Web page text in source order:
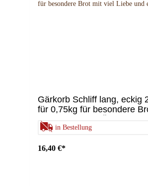
Gärkorb Schliff lang, eckig
für 0,75kg für besondere
Liebe und einer Ähre!
in Bestellung
16,40 €*